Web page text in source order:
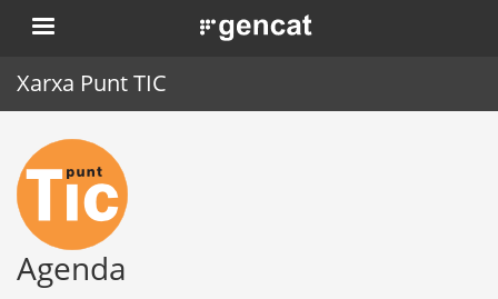
Vés
al
. Obre en una nova finestra.
Xarxa Punt TIC
Inici
Punt TIC
Actualitat
Agenda